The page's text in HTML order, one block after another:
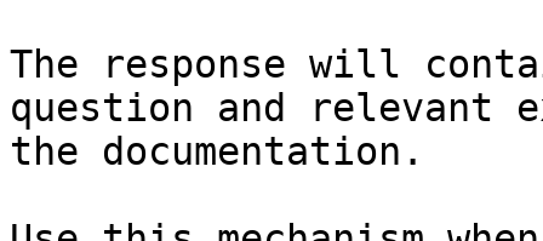
The response will
question and relevant
the documentation.